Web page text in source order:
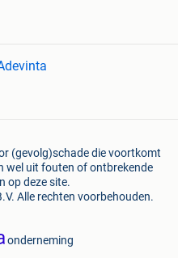
(gevolg)schade die voortkomt
wel uit fouten of ontbrekende
op deze site.
Alle rechten voorbehouden.
onderneming